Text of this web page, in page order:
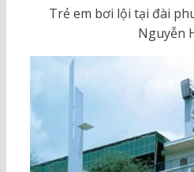
Trẻ em bơi lội tại đài
Nguyễn